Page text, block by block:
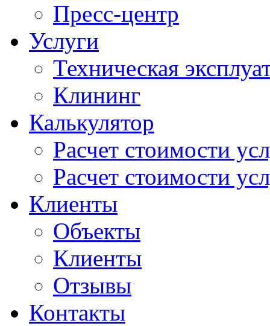
Пресс-центр
Услуги
Техническая
Клининг
Калькулятор
Расчет стоимости
Расчет стоимости
Клиенты
Объекты
Клиенты
Отзывы
Контакты